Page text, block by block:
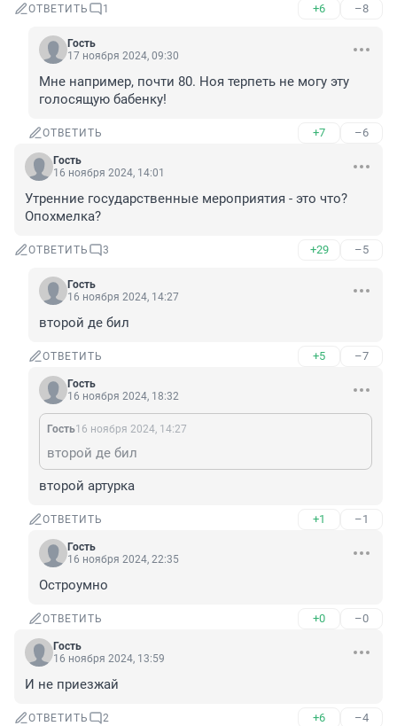
ОТВЕТИТЬ 1 +6 –8
Гость
17 ноября 2024, 09:30
Мне например, почти 80. Ноя терпеть не могу эту
голосящую бабенку!
ОТВЕТИТЬ +7 –6
Гость
16 ноября 2024, 14:01
Утренние государственные мероприятия - это что?
Опохмелка?
ОТВЕТИТЬ 3 +29 –5
Гость
16 ноября 2024, 14:27
второй де бил
ОТВЕТИТЬ +5 –7
Гость
16 ноября 2024, 18:32
Гость16 ноября 2024, 14:27
второй де бил
второй артурка
ОТВЕТИТЬ +1 –1
Гость
16 ноября 2024, 22:35
Остроумно
ОТВЕТИТЬ +0 –0
Гость
16 ноября 2024, 13:59
И не приезжай
ОТВЕТИТЬ 2 +6 –4